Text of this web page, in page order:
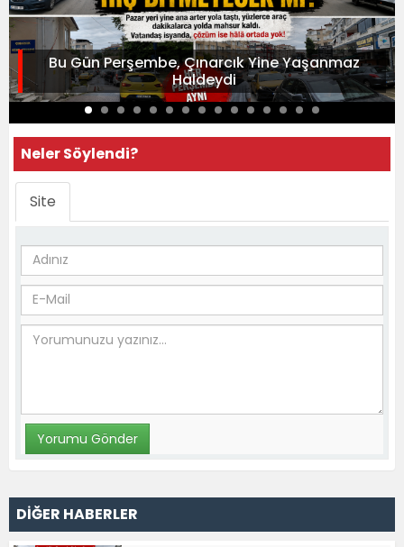
Bu Gün Perşembe, Çınarcık Yine Yaşanmaz
Haldeydi
Neler Söylendi?
Site
DİĞER HABERLER